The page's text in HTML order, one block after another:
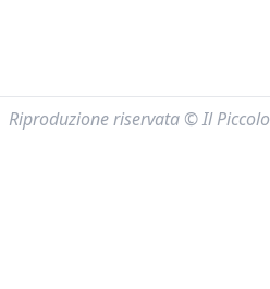
Riproduzione riservata © Il Piccolo